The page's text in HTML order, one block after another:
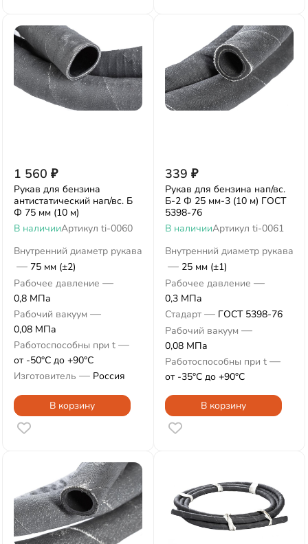
1 560 ₽
Рукав для бензина
антистатический нап/вс. Б
Ф 75 мм (10 м)
В наличииАртикул ti-0060
Внутренний диаметр рукава
— 75 мм (±2)
Рабочее давление —
0,8 МПа
Рабочий вакуум —
0,08 МПа
Работоспособны при t —
от -50°С до +90°С
Изготовитель — Россия
В корзину
339 ₽
Рукав для бензина нап/вс.
Б-2 Ф 25 мм-3 (10 м) ГОСТ
5398-76
В наличииАртикул ti-0061
Внутренний диаметр рукава
— 25 мм (±1)
Рабочее давление —
0,3 МПа
Стадарт — ГОСТ 5398-76
Рабочий вакуум —
0,08 МПа
Работоспособны при t —
от -35°С до +90°С
В корзину